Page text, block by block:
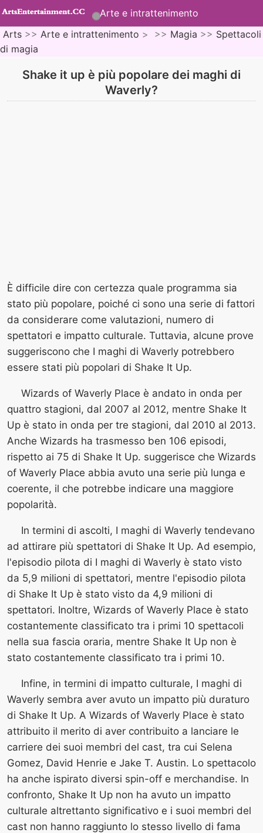
Arte e intrattenimento
Arts >> Arte e intrattenimento > >> Magia >> Spettacoli
di magia
Shake it up è più popolare dei maghi di
Waverly?
È difficile dire con certezza quale programma sia
stato più popolare, poiché ci sono una serie di fattori
da considerare come valutazioni, numero di
spettatori e impatto culturale. Tuttavia, alcune prove
suggeriscono che I maghi di Waverly potrebbero
essere stati più popolari di Shake It Up.
Wizards of Waverly Place è andato in onda per
quattro stagioni, dal 2007 al 2012, mentre Shake It
Up è stato in onda per tre stagioni, dal 2010 al 2013.
Anche Wizards ha trasmesso ben 106 episodi,
rispetto ai 75 di Shake It Up. suggerisce che Wizards
of Waverly Place abbia avuto una serie più lunga e
coerente, il che potrebbe indicare una maggiore
popolarità.
In termini di ascolti, I maghi di Waverly tendevano
ad attirare più spettatori di Shake It Up. Ad esempio,
l'episodio pilota di I maghi di Waverly è stato visto
da 5,9 milioni di spettatori, mentre l'episodio pilota
di Shake It Up è stato visto da 4,9 milioni di
spettatori. Inoltre, Wizards of Waverly Place è stato
costantemente classificato tra i primi 10 spettacoli
nella sua fascia oraria, mentre Shake It Up non è
stato costantemente classificato tra i primi 10.
Infine, in termini di impatto culturale, I maghi di
Waverly sembra aver avuto un impatto più duraturo
di Shake It Up. A Wizards of Waverly Place è stato
attribuito il merito di aver contribuito a lanciare le
carriere dei suoi membri del cast, tra cui Selena
Gomez, David Henrie e Jake T. Austin. Lo spettacolo
ha anche ispirato diversi spin-off e merchandise. In
confronto, Shake It Up non ha avuto un impatto
culturale altrettanto significativo e i suoi membri del
cast non hanno raggiunto lo stesso livello di fama